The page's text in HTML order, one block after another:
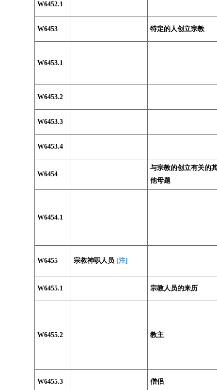
W6452.1
W6453 特定的人创立宗教
W6453.1
W6453.2
W6453.3
W6453.4
W6454
与宗教的创立有关的
他母题
W6454.1
W6455 宗教神职人员 [注]
W6455.1 宗教人员的来历
W6455.2 教主
W6455.3 僧侣